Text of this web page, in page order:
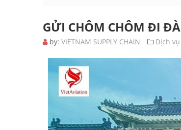
GỬI CHÔM CHÔM ĐI
by: VIETNAM SUPPLY CHAIN Dịch vụ